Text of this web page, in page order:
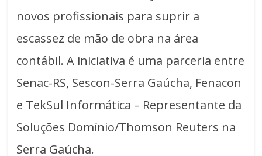
novos profissionais para suprir a
escassez de mão de obra na área
contábil. A iniciativa é uma parceria entre
Senac-RS, Sescon-Serra Gaúcha, Fenacon
e TekSul Informática – Representante da
Soluções Domínio/Thomson Reuters na
Serra Gaúcha.